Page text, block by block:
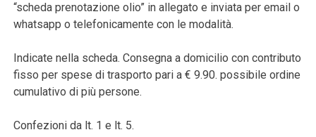
“scheda prenotazione olio” in allegato e inviata per email o
whatsapp o telefonicamente con le modalità.
Indicate nella scheda. Consegna a domicilio con contributo
fisso per spese di trasporto pari a € 9.90. possibile ordine
cumulativo di più persone.
Confezioni da lt. 1 e lt. 5.